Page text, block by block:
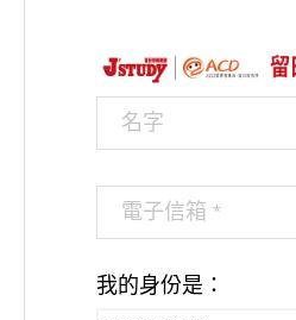
我的身份是：